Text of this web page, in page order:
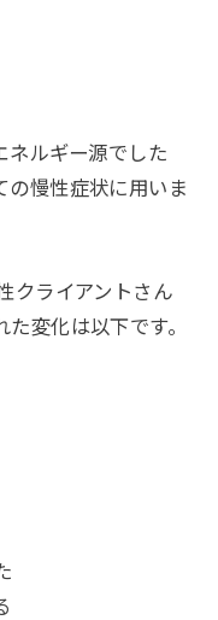
ネルギー源でした
の慢性症状に用いま
クライアントさん
変化は以下です。